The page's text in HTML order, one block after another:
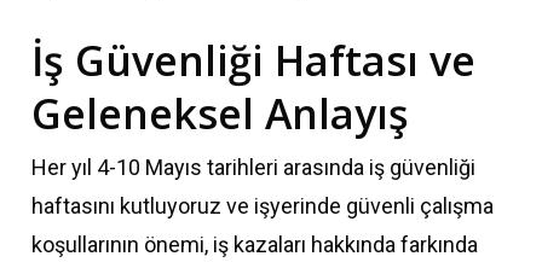
İş Güvenliği Haftası ve
Geleneksel Anlayış
Her yıl 4-10 Mayıs tarihleri arasında iş güvenliği
haftasını kutluyoruz ve işyerinde güvenli çalışma
koşullarının önemi, iş kazaları hakkında farkında